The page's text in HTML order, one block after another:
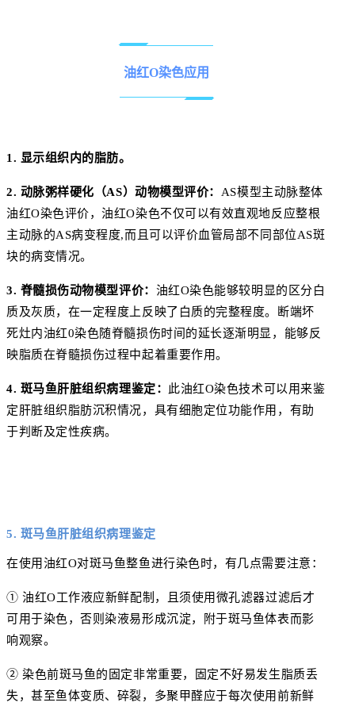
油红O染色应用
1. 显示组织内的脂肪。
2. 动脉粥样硬化（AS）动物模型评价： AS模型主动脉整体
油红O染色评价，油红O染色不仅可以有效直观地反应整根
主动脉的AS病变程度,而且可以评价血管局部不同部位AS斑
块的病变情况。
3. 脊髓损伤动物模型评价： 油红O染色能够较明显的区分白
质及灰质，在一定程度上反映了白质的完整程度。断端坏
死灶内油红0染色随脊髓损伤时间的延长逐渐明显，能够反
映脂质在脊髓损伤过程中起着重要作用。
4. 斑马鱼肝脏组织病理鉴定： 此油红O染色技术可以用来鉴
定肝脏组织脂肪沉积情况，具有细胞定位功能作用，有助
于判断及定性疾病。
5. 斑马鱼肝脏组织病理鉴定
在使用油红O对斑马鱼整鱼进行染色时，有几点需要注意：
① 油红O工作液应新鲜配制，且须使用微孔滤器过滤后才
可用于染色，否则染液易形成沉淀，附于斑马鱼体表而影
响观察。
② 染色前斑马鱼的固定非常重要，固定不好易发生脂质丢
失，甚至鱼体变质、碎裂，多聚甲醛应于每次使用前新鲜